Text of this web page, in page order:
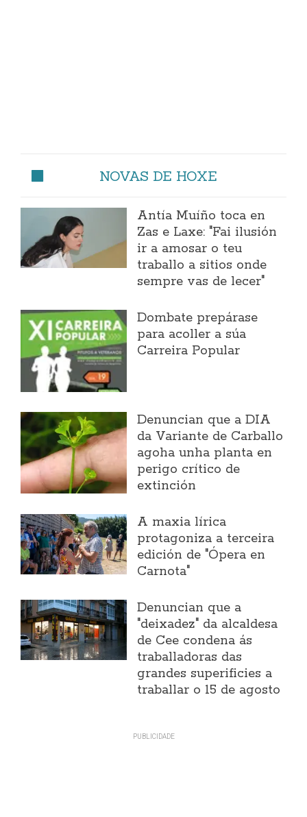
NOVAS DE HOXE
Antía Muíño toca en
Zas e Laxe: "Fai ilusión
ir a amosar o teu
traballo a sitios onde
sempre vas de lecer"
Dombate prepárase
para acoller a súa
Carreira Popular
Denuncian que a DIA
da Variante de Carballo
agoha unha planta en
perigo crítico de
extinción
A maxia lírica
protagoniza a terceira
edición de "Ópera en
Carnota"
Denuncian que a
"deixadez" da alcaldesa
de Cee condena ás
traballadoras das
grandes superificies a
traballar o 15 de agosto